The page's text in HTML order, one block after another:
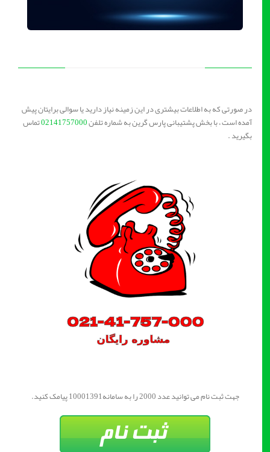
در صورتی که به اطلاعات بیشتری در این زمینه نیاز دارید یا سوالی برایتان پیش
آمده است ، با بخش پشتیبانی پارس گرین به شماره تلفن02141757000تماس
بگیرید .
جهت ثبت نام می توانید عدد 2000 را به سامانه10001391 پیامک کنید.